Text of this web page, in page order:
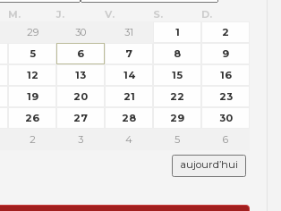
M. J. V. S.
D.
29 30 31 1
2
5 6 7 8
9
12 13 14 15
16
19 20 21 22
23
26 27 28 29
30
2 3 4 5 6
aujourd’hui